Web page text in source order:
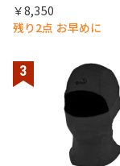
￥8,350
残り2点 お早めに